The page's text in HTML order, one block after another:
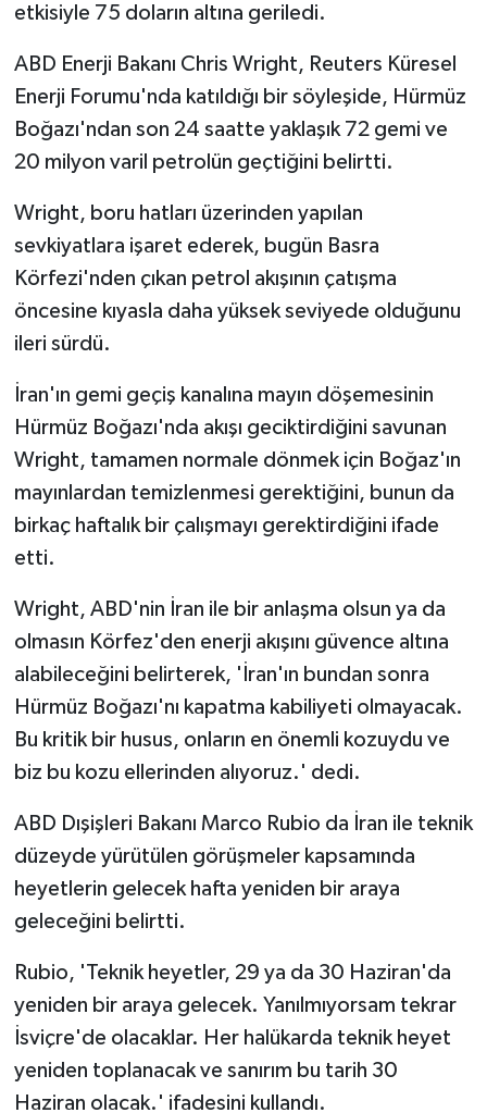
etkisiyle 75 doların altına geriledi.
ABD Enerji Bakanı Chris Wright, Reuters Küresel
Enerji Forumu'nda katıldığı bir söyleşide, Hürmüz
Boğazı'ndan son 24 saatte yaklaşık 72 gemi ve
20 milyon varil petrolün geçtiğini belirtti.
Wright, boru hatları üzerinden yapılan
sevkiyatlara işaret ederek, bugün Basra
Körfezi'nden çıkan petrol akışının çatışma
öncesine kıyasla daha yüksek seviyede olduğunu
ileri sürdü.
İran'ın gemi geçiş kanalına mayın döşemesinin
Hürmüz Boğazı'nda akışı geciktirdiğini savunan
Wright, tamamen normale dönmek için Boğaz'ın
mayınlardan temizlenmesi gerektiğini, bunun da
birkaç haftalık bir çalışmayı gerektirdiğini ifade
etti.
Wright, ABD'nin İran ile bir anlaşma olsun ya da
olmasın Körfez'den enerji akışını güvence altına
alabileceğini belirterek, 'İran'ın bundan sonra
Hürmüz Boğazı'nı kapatma kabiliyeti olmayacak.
Bu kritik bir husus, onların en önemli kozuydu ve
biz bu kozu ellerinden alıyoruz.' dedi.
ABD Dışişleri Bakanı Marco Rubio da İran ile teknik
düzeyde yürütülen görüşmeler kapsamında
heyetlerin gelecek hafta yeniden bir araya
geleceğini belirtti.
Rubio, 'Teknik heyetler, 29 ya da 30 Haziran'da
yeniden bir araya gelecek. Yanılmıyorsam tekrar
İsviçre'de olacaklar. Her halükarda teknik heyet
yeniden toplanacak ve sanırım bu tarih 30
Haziran olacak.' ifadesini kullandı.